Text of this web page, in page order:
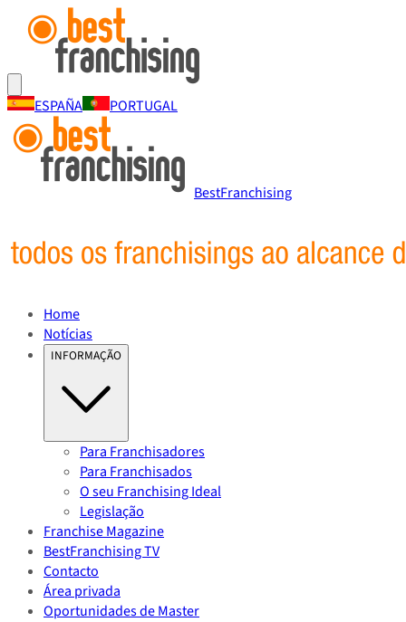
ESPAÑA PORTUGAL
BestFranchising
Home
Notícias
INFORMAÇÃO
Para Franchisadores
Para Franchisados
O seu Franchising Ideal
Legislação
Franchise Magazine
BestFranchising TV
Contacto
Área privada
Oportunidades de Master